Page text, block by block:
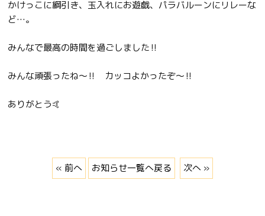
かけっこに綱引き、玉入れにお遊戯、パラバルーンにリレーな
ど…。
みんなで最高の時間を過ごしました‼️
みんな頑張ったね〜‼️ カッコよかったぞ〜‼️
ありがとう🤙
« 前へ お知らせ一覧へ戻る 次へ »